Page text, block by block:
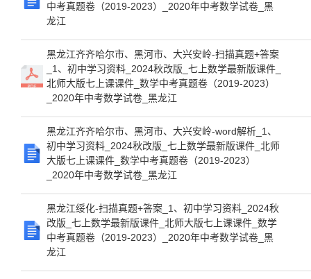
中考真题卷（2019-2023）_2020年中考数学试卷_黑
龙江
黑龙江齐齐哈尔市、黑河市、大兴安岭-扫描真题+答案
_1、初中学习资料_2024秋改版_七上数学最新版课件_
北师大版七上课课件_数学中考真题卷（2019-2023）
_2020年中考数学试卷_黑龙江
黑龙江齐齐哈尔市、黑河市、大兴安岭-word解析_1、
初中学习资料_2024秋改版_七上数学最新版课件_北师
大版七上课课件_数学中考真题卷（2019-2023）
_2020年中考数学试卷_黑龙江
黑龙江绥化-扫描真题+答案_1、初中学习资料_2024秋
改版_七上数学最新版课件_北师大版七上课课件_数学
中考真题卷（2019-2023）_2020年中考数学试卷_黑
龙江